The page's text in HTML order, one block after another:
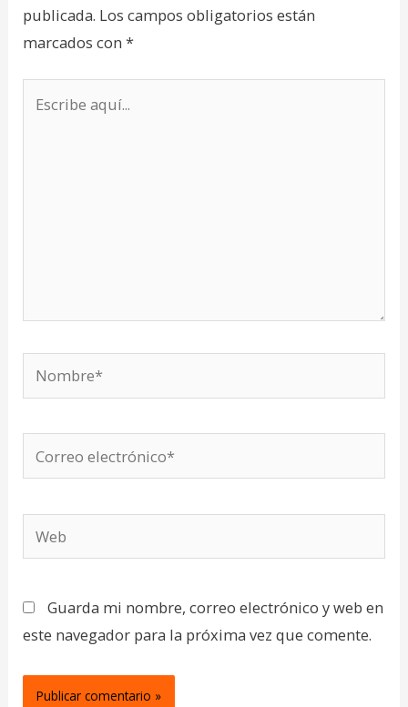
publicada. Los campos obligatorios están
marcados con*
Nombre*
electrónico*
Guarda mi nombre, correo electrónico y web en
este navegador para la próxima vez que comente.